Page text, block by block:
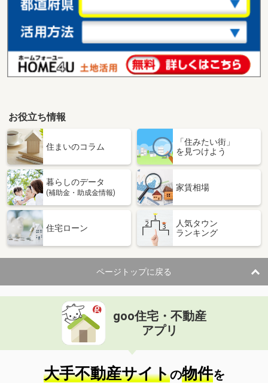
お役立ち情報
住まいのコラム
「住みたい街」
を見つけよう
暮らしのデータ
(補助金・助成金情報)
家賃相場
住宅ローン
人気タウン
ランキング
ページトップに戻る
goo住宅・不動産
アプリ
大手不動産サイトの物件を